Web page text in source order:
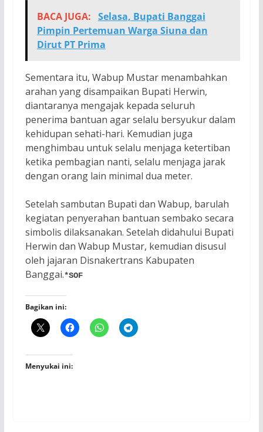
BACA JUGA: Selasa, Bupati Banggai
Pimpin Pertemuan Warga Siuna dan
Dirut PT Prima
Sementara itu, Wabup Mustar menambahkan
arahan yang disampaikan Bupati Herwin,
diantaranya mengajak kepada seluruh
penerima bantuan agar selalu bersyukur dalam
kehidupan sehati-hari. Kemudian juga
menghimbau untuk selalu menjaga ketertiban
ketika pembagian nanti, selalu menjaga jarak
dengan orang lain minimal dua meter.
Setelah sambutan Bupati dan Wabup, barulah
kegiatan penyerahan bantuan sembako secara
simbolis dilaksanakan. Setelah didahului Bupati
Herwin dan Wabup Mustar, kemudian disusul
oleh jajaran Disnakertrans Kabupaten
Banggai.*SOF
Bagikan ini:
Menyukai ini: